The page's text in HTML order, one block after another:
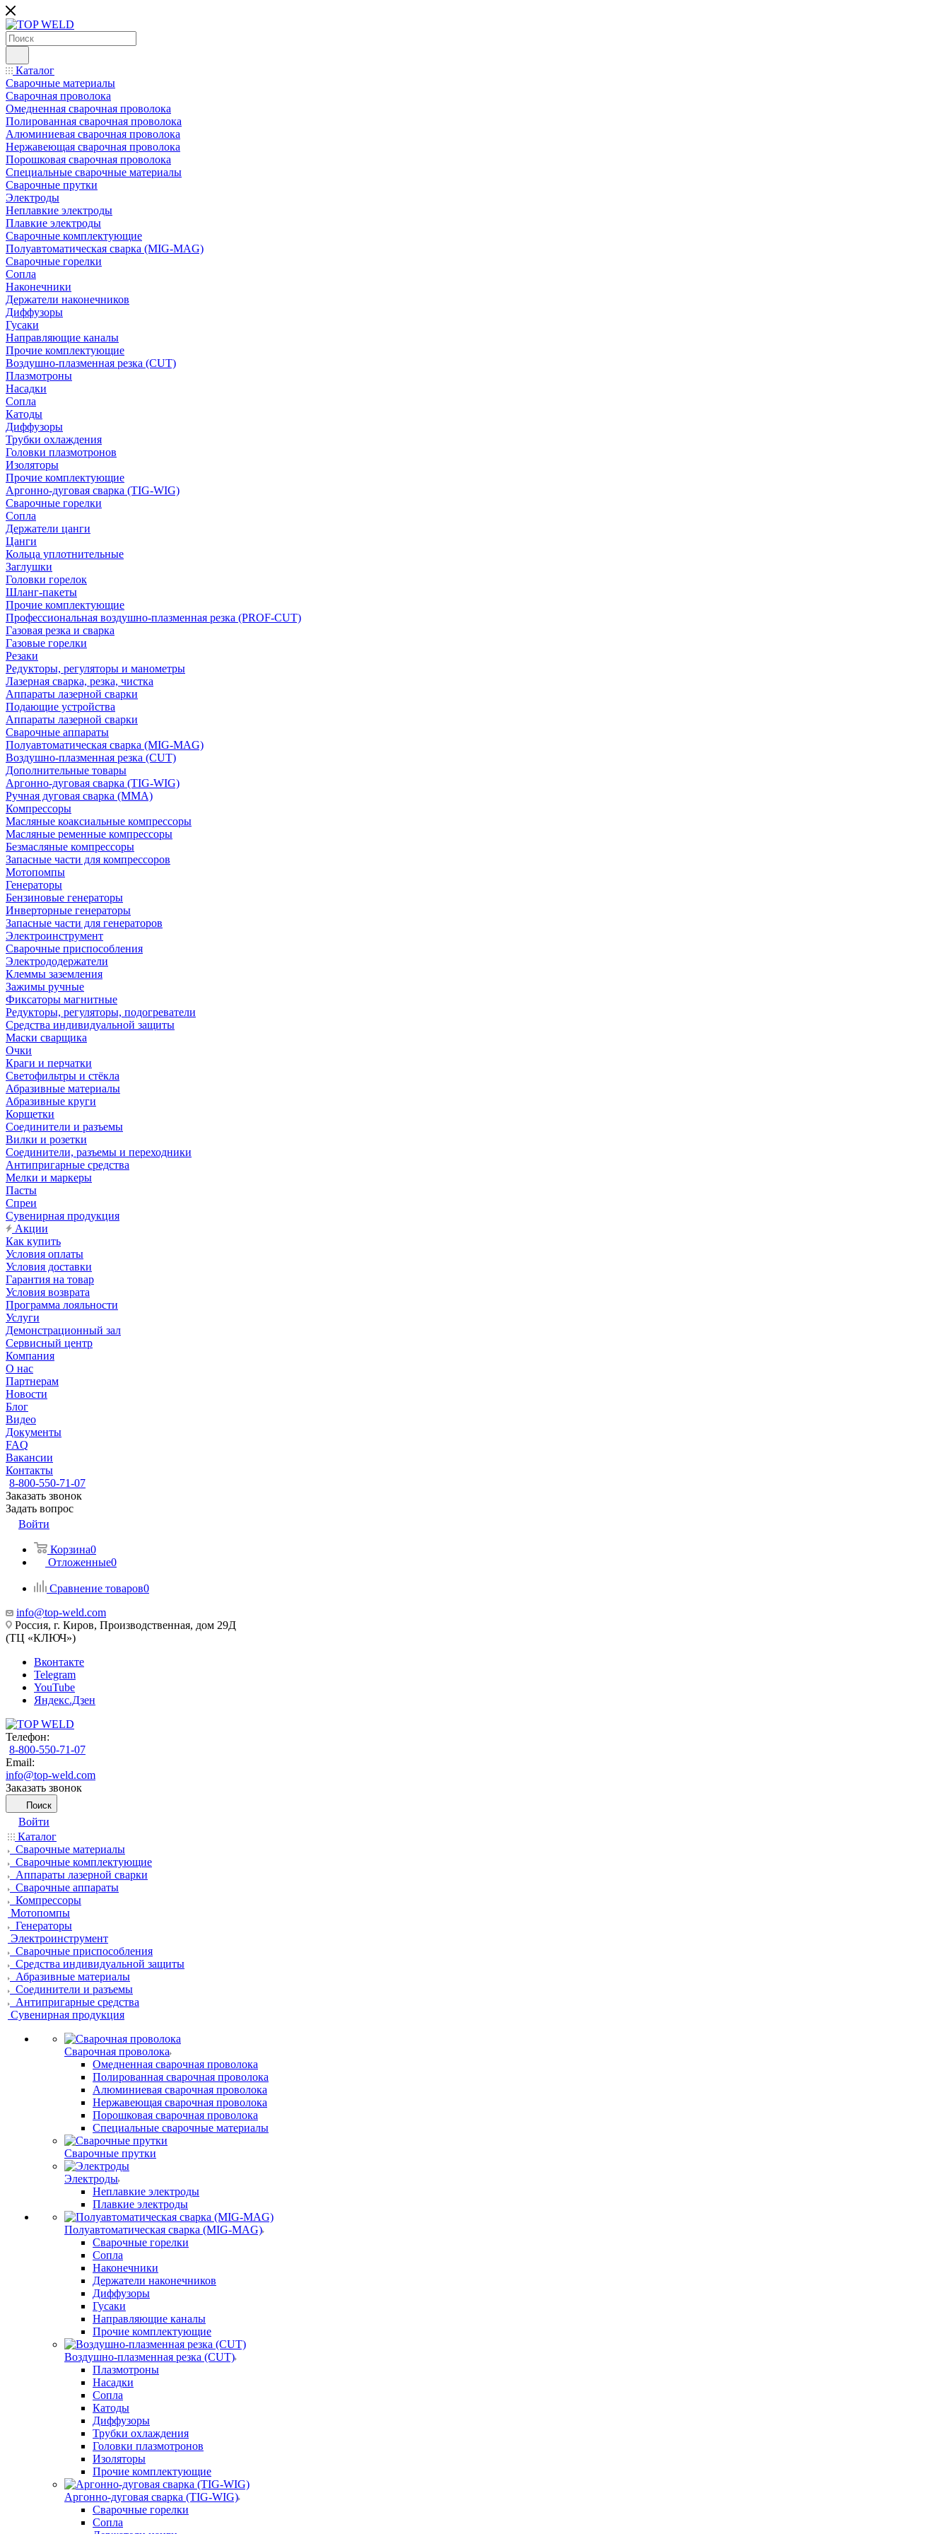
Каталог
Сварочные материалы
Сварочная проволока
Омедненная сварочная проволока
Полированная сварочная проволока
Алюминиевая сварочная проволока
Нержавеющая сварочная проволока
Порошковая сварочная проволока
Специальные сварочные материалы
Сварочные прутки
Электроды
Неплавкие электроды
Плавкие электроды
Сварочные комплектующие
Полуавтоматическая сварка (MIG-MAG)
Сварочные горелки
Сопла
Наконечники
Держатели наконечников
Диффузоры
Гусаки
Направляющие каналы
Прочие комплектующие
Воздушно-плазменная резка (CUT)
Плазмотроны
Насадки
Сопла
Катоды
Диффузоры
Трубки охлаждения
Головки плазмотронов
Изоляторы
Прочие комплектующие
Аргонно-дуговая сварка (TIG-WIG)
Сварочные горелки
Сопла
Держатели цанги
Цанги
Кольца уплотнительные
Заглушки
Головки горелок
Шланг-пакеты
Прочие комплектующие
Профессиональная воздушно-плазменная резка (PROF-CUT)
Газовая резка и сварка
Газовые горелки
Резаки
Редукторы, регуляторы и манометры
Лазерная сварка, резка, чистка
Аппараты лазерной сварки
Подающие устройства
Аппараты лазерной сварки
Сварочные аппараты
Полуавтоматическая сварка (MIG-MAG)
Воздушно-плазменная резка (CUT)
Дополнительные товары
Аргонно-дуговая сварка (TIG-WIG)
Ручная дуговая сварка (MMA)
Компрессоры
Масляные коаксиальные компрессоры
Масляные ременные компрессоры
Безмасляные компрессоры
Запасные части для компрессоров
Мотопомпы
Генераторы
Бензиновые генераторы
Инверторные генераторы
Запасные части для генераторов
Электроинструмент
Сварочные приспособления
Электрододержатели
Клеммы заземления
Зажимы ручные
Фиксаторы магнитные
Редукторы, регуляторы, подогреватели
Средства индивидуальной защиты
Маски сварщика
Очки
Краги и перчатки
Светофильтры и стёкла
Абразивные материалы
Абразивные круги
Корщетки
Соединители и разъемы
Вилки и розетки
Соединители, разъемы и переходники
Антипригарные средства
Мелки и маркеры
Пасты
Спреи
Сувенирная продукция
Акции
Как купить
Условия оплаты
Условия доставки
Гарантия на товар
Условия возврата
Программа лояльности
Услуги
Демонстрационный зал
Сервисный центр
Компания
О нас
Партнерам
Новости
Блог
Видео
Документы
FAQ
Вакансии
Контакты
8-800-550-71-07
Заказать звонок
Задать вопрос
Войти
Корзина0
Отложенные0
Сравнение товаров0
info@top-weld.com
Россия, г. Киров, Производственная, дом 29Д
(ТЦ «КЛЮЧ»)
Вконтакте
Telegram
YouTube
Яндекс.Дзен
Телефон:
8-800-550-71-07
Email:
info@top-weld.com
Заказать звонок
Поиск
Войти
Каталог
Сварочные материалы
Сварочные комплектующие
Аппараты лазерной сварки
Сварочные аппараты
Компрессоры
Мотопомпы
Генераторы
Электроинструмент
Сварочные приспособления
Средства индивидуальной защиты
Абразивные материалы
Соединители и разъемы
Антипригарные средства
Сувенирная продукция
Сварочная проволока
Омедненная сварочная проволока
Полированная сварочная проволока
Алюминиевая сварочная проволока
Нержавеющая сварочная проволока
Порошковая сварочная проволока
Специальные сварочные материалы
Сварочные прутки
Электроды
Неплавкие электроды
Плавкие электроды
Полуавтоматическая сварка (MIG-MAG)
Сварочные горелки
Сопла
Наконечники
Держатели наконечников
Диффузоры
Гусаки
Направляющие каналы
Прочие комплектующие
Воздушно-плазменная резка (CUT)
Плазмотроны
Насадки
Сопла
Катоды
Диффузоры
Трубки охлаждения
Головки плазмотронов
Изоляторы
Прочие комплектующие
Аргонно-дуговая сварка (TIG-WIG)
Сварочные горелки
Сопла